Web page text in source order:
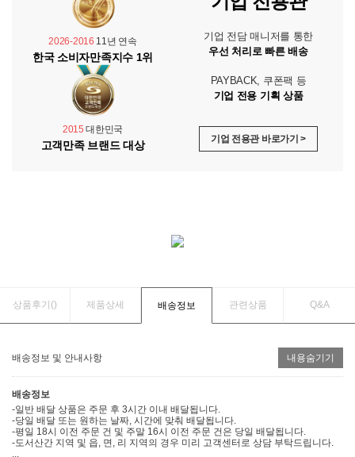
2026-2016 11년 연속
한국 소비자만족지수 1위
2015 대한민국
고객만족 브랜드 대상
기업 전담 매니저를 통한
우선 처리로 빠른 배송
PAYBACK, 쿠폰팩 등
기업 전용 기획 상품
기업 전용관 바로가기 >
상품후기() 제품상세 배송정보 관련상품 Q&A
배송정보 및 안내사항 내용숨기기
배송정보
-일반 배달 상품은 주문 후 3시간 이내 배달됩니다.
-당일 배달 또는 원하는 날짜, 시간에 맞춰 배달됩니다.
-평일 18시 이전 주문 건 및 주말 16시 이전 주문 건은 당일 배달됩니다.
-도서산간 지역 및 읍, 면, 리 지역의 경우 미리 고객센터로 상담 부탁드립니다.